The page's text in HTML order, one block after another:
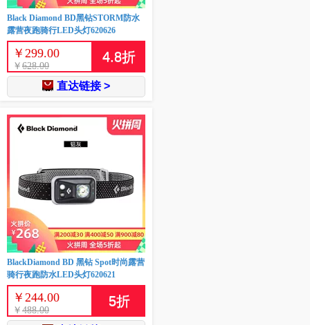
Black Diamond BD黑钻STORM防水
露营夜跑骑行LED头灯620626
￥ 299.00
￥ 628.00
4.8折
直达链接 >
BlackDiamond BD 黑钻 Spot时尚露营
骑行夜跑防水LED头灯620621
￥ 244.00
￥ 488.00
5折